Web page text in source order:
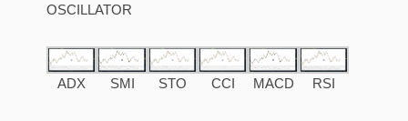
OSCILLATOR
ADX SMI STO CCI MACD RSI